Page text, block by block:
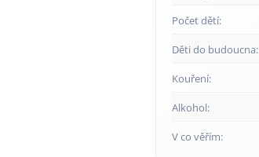
Počet dětí:
Děti do budoucna:
Kouření:
Alkohol:
V co věřím: